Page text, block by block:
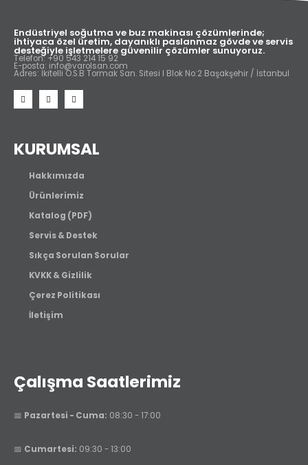
Endüstriyel soğutma ve buz makinası çözümlerinde;
ihtiyaca özel üretim, dayanıklı paslanmaz gövde ve servis
desteğiyle işletmelere güvenilir çözümler sunuyoruz.
Telefon: +90 543 214 15 92
E-posta: info@varolsan.com
Adres: İkitelli O.S.B Tormak San. Sitesi I Blok No:2 Başakşehir / İstanbul
KURUMSAL
Hakkımızda
Ürünlerimiz
Katalog (PDF)
Servis & Destek
Sıkça Sorulan Sorular
KVKK & Gizlilik
Çerez Politikası
İletişim
Çalışma Saatlerimiz
📅 Pazartesi - Cuma: 08:30 - 17:00
📅 Cumartesi: 09:30 - 13:00